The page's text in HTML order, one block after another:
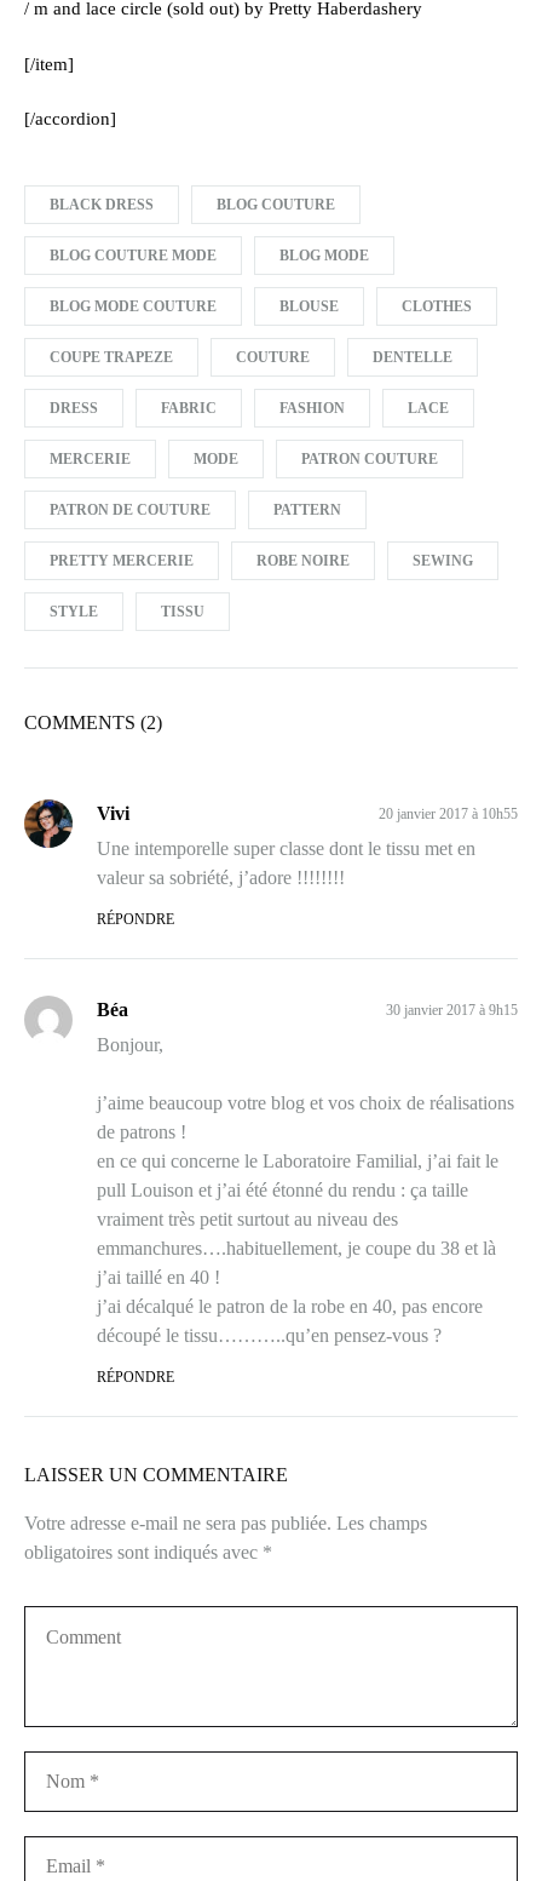
/ m and lace circle (sold out) by Pretty Haberdashery
[/item]
[/accordion]
BLACK DRESS BLOG COUTURE
BLOG COUTURE MODE BLOG MODE
BLOG MODE COUTURE BLOUSE CLOTHES
COUPE TRAPEZE COUTURE DENTELLE
DRESS FABRIC FASHION LACE
MERCERIE MODE PATRON COUTURE
PATRON DE COUTURE PATTERN
PRETTY MERCERIE ROBE NOIRE SEWING
STYLE TISSU
COMMENTS (2)
Vivi 20 janvier 2017 à 10h55
Une intemporelle super classe dont le tissu met en
valeur sa sobriété, j’adore !!!!!!!!
RÉPONDRE
Béa 30 janvier 2017 à 9h15
Bonjour,
j’aime beaucoup votre blog et vos choix de réalisations
de patrons !
en ce qui concerne le Laboratoire Familial, j’ai fait le
pull Louison et j’ai été étonné du rendu : ça taille
vraiment très petit surtout au niveau des
emmanchures….habituellement, je coupe du 38 et là
j’ai taillé en 40 !
j’ai décalqué le patron de la robe en 40, pas encore
découpé le tissu………..qu’en pensez-vous ?
RÉPONDRE
LAISSER UN COMMENTAIRE
Votre adresse e-mail ne sera pas publiée. Les champs
obligatoires sont indiqués avec *